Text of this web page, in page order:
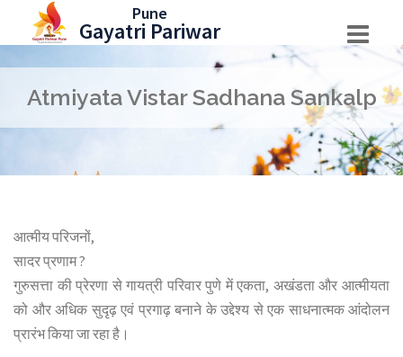
Pune
Gayatri Pariwar
Atmiyata Vistar Sadhana Sankalp
आत्मीय परिजनों,
सादर प्रणाम ?
गुरुसत्ता की प्रेरणा से गायत्री परिवार पुणे में एकता, अखंडता और आत्मीयता
को और अधिक सुदृढ़ एवं प्रगाढ़ बनाने के उद्देश्य से एक साधनात्मक आंदोलन
प्रारंभ किया जा रहा है।